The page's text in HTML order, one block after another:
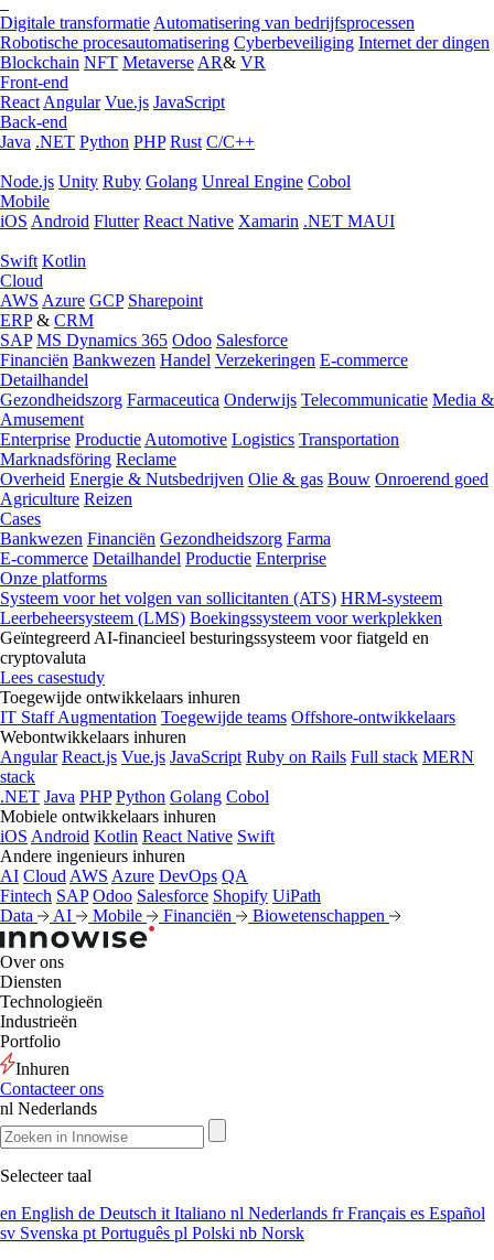
Digitale transformatie Automatisering van bedrijfsprocessen
Robotische procesautomatisering Cyberbeveiliging Internet der dingen
Blockchain NFT Metaverse AR& VR
Front-end
React Angular Vue.js JavaScript
Back-end
Java .NET Python PHP Rust C/C++
Node.js Unity Ruby Golang Unreal Engine Cobol
Mobile
iOS Android Flutter React Native Xamarin .NET MAUI
Swift Kotlin
Cloud
AWS Azure GCP Sharepoint
ERP& CRM
SAP MS Dynamics 365 Odoo Salesforce
Financiën Bankwezen Handel Verzekeringen E-commerce
Detailhandel
Gezondheidszorg Farmaceutica Onderwijs Telecommunicatie Media &
Amusement
Enterprise Productie Automotive Logistics Transportation
Marknadsföring Reclame
Overheid Energie & Nutsbedrijven Olie & gas Bouw Onroerend goed
Agriculture Reizen
Cases
Bankwezen Financiën Gezondheidszorg Farma
E-commerce Detailhandel Productie Enterprise
Onze platforms
Systeem voor het volgen van sollicitanten (ATS) HRM-systeem
Leerbeheersysteem (LMS) Boekingssysteem voor werkplekken
Geïntegreerd AI-financieel besturingssysteem voor fiatgeld en
cryptovaluta
Lees casestudy
Toegewijde ontwikkelaars inhuren
IT Staff Augmentation Toegewijde teams Offshore-ontwikkelaars
Webontwikkelaars inhuren
Angular React.js Vue.js JavaScript Ruby on Rails Full stack MERN
stack
.NET Java PHP Python Golang Cobol
Mobiele ontwikkelaars inhuren
iOS Android Kotlin React Native Swift
Andere ingenieurs inhuren
AI Cloud AWS Azure DevOps QA
Fintech SAP Odoo Salesforce Shopify UiPath
Data
AI Mobile Financiën Biowetenschappen
Over ons
Diensten
Technologieën
Industrieën
Portfolio
Inhuren
Contacteer ons
nl Nederlands
Selecteer taal
en English de Deutsch it Italiano nl Nederlands frFrançais es Español
sv Svenska pt Português pl Polski nb Norsk